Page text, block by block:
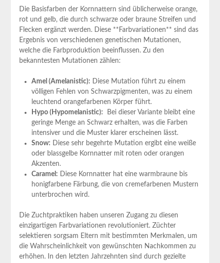
Die Basisfarben der ‌Kornnattern ⁤sind ​üblicherweise orange,
rot und gelb,​ die‌ durch ⁢schwarze oder braune Streifen und
Flecken ergänzt werden. Diese **Farbvariationen** sind⁣ das
⁤Ergebnis​ von verschiedenen genetischen⁤ Mutationen,
welche die Farbproduktion beeinflussen.​ Zu den
bekanntesten​ Mutationen ⁢zählen:
Amel (Amelanistic): Diese Mutation ‍führt zu einem
völligen Fehlen von Schwarzpigmenten, was⁣ zu einem
leuchtend orangefarbenen Körper führt.
Hypo (Hypomelanistic): ‍ Bei dieser Variante ‍bleibt⁢ eine​
geringe Menge ​an Schwarz erhalten, was die Farben
intensiver ‌und die Muster ⁤klarer erscheinen lässt.
Snow: ⁢Diese⁣ sehr begehrte ‌Mutation ergibt eine ⁤weiße
oder blassgelbe​ Kornnatter mit ​roten oder​ orangen
⁤Akzenten.
Caramel: Diese Kornnatter hat eine warmbraune bis
honigfarbene Färbung, die von⁢ cremefarbenen Mustern
unterbrochen wird.
Die Zuchtpraktiken haben unseren Zugang zu​ diesen
einzigartigen⁤ Farbvariationen ⁤revolutioniert. Züchter
selektieren sorgsam Eltern mit bestimmten⁤ Merkmalen, um
die Wahrscheinlichkeit von gewünschten ​Nachkommen zu
erhöhen. In den ⁤letzten Jahrzehnten sind durch ⁤gezielte